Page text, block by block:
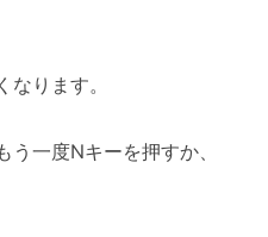
ります。
一度Nキーを押すか、